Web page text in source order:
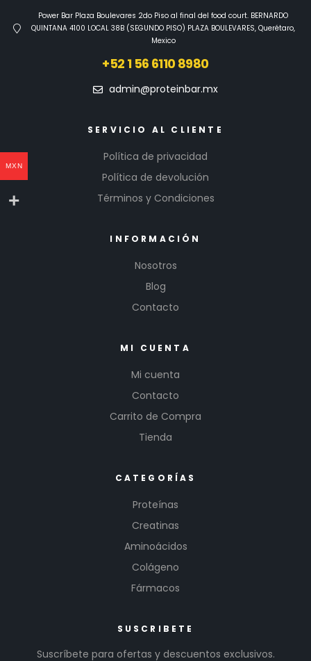
Power Bar Plaza Boulevares 2do Piso al final del food court. BERNARDO
QUINTANA 4100 LOCAL 38B (SEGUNDO PISO) PLAZA BOULEVARES, Querétaro,
Mexico
+52 1 56 6110 8980
admin@proteinbar.mx
SERVICIO AL CLIENTE
Política de privacidad
Política de devolución
Términos y Condiciones
INFORMACIÓN
Nosotros
Blog
Contacto
MI CUENTA
Mi cuenta
Contacto
Carrito de Compra
Tienda
CATEGORÍAS
Proteínas
Creatinas
Aminoácidos
Colágeno
Fármacos
SUSCRIBETE
Suscríbete para ofertas y descuentos exclusivos.
MXN